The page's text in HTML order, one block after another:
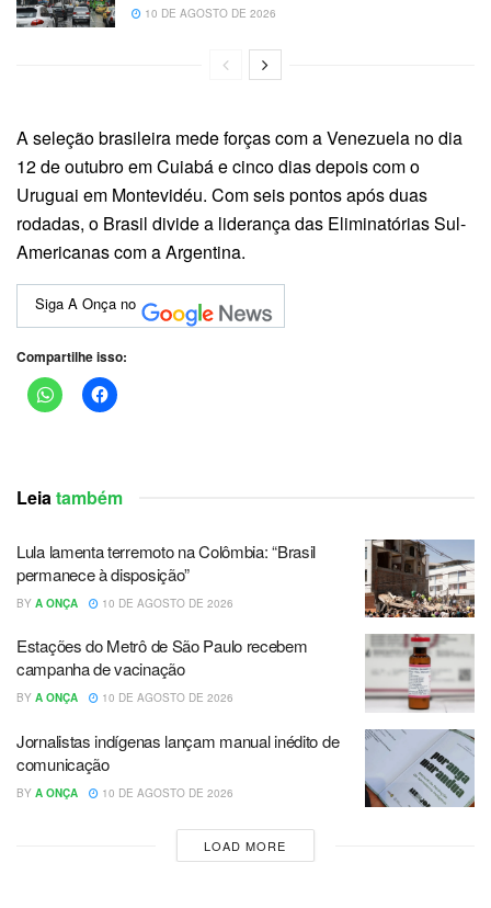
10 DE AGOSTO DE 2026
A seleção brasileira mede forças com a Venezuela no dia
12 de outubro em Cuiabá e cinco dias depois com o
Uruguai em Montevidéu. Com seis pontos após duas
rodadas, o Brasil divide a liderança das Eliminatórias Sul-
Americanas com a Argentina.
Siga A Onça no
Compartilhe isso:
Leiatambém
Lula lamenta terremoto na Colômbia: “Brasil
permanece à disposição”
BY A ONÇA 10 DE AGOSTO DE 2026
Estações do Metrô de São Paulo recebem
campanha de vacinação
BY A ONÇA 10 DE AGOSTO DE 2026
Jornalistas indígenas lançam manual inédito de
comunicação
BY A ONÇA 10 DE AGOSTO DE 2026
LOAD MORE